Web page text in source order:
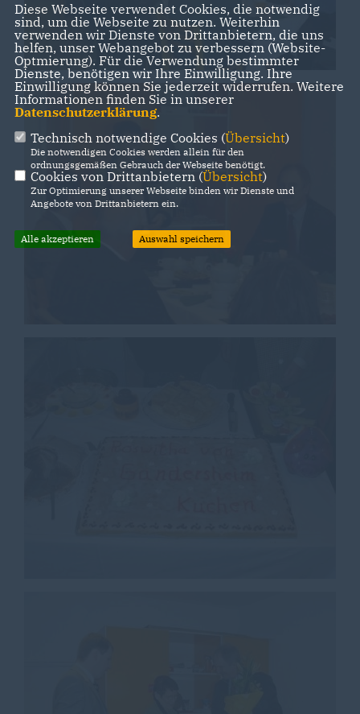
Diese Webseite verwendet Cookies, die notwendig
sind, um die Webseite zu nutzen. Weiterhin
verwenden wir Dienste von Drittanbietern, die uns
helfen, unser Webangebot zu verbessern (Website-
Optmierung). Für die Verwendung bestimmter
Dienste, benötigen wir Ihre Einwilligung. Ihre
Einwilligung können Sie jederzeit widerrufen. Weitere
Informationen finden Sie in unserer
Datenschutzerklärung.
Technisch notwendige Cookies (Übersicht)
Die notwendigen Cookies werden allein für den
ordnungsgemäßen Gebrauch der Webseite benötigt.
Cookies von Drittanbietern (Übersicht)
Zur Optimierung unserer Webseite binden wir Dienste und
Angebote von Drittanbietern ein.
Alle akzeptieren Auswahl speichern